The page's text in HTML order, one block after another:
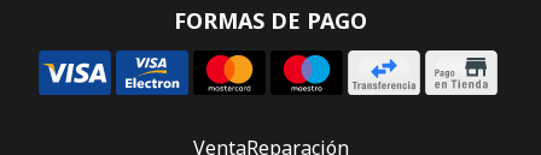
FORMAS DE PAGO
VentaReparación